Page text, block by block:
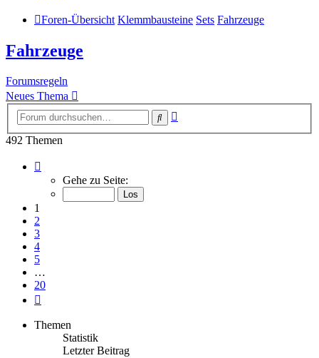
Foren-Übersicht Klemmbausteine Sets Fahrzeuge
Fahrzeuge
Forumsregeln
Neues Thema
Suche
492 Themen
von
Gehe zu Seite:
1
2
3
4
5
…
20
Themen
Statistik
Letzter Beitrag